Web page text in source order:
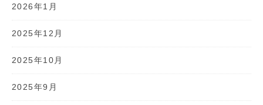
2026年1月
2025年12月
2025年10月
2025年9月